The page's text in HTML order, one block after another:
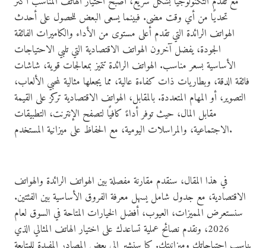
تحديًا من أي وقت مضى. فبينما يسعى البعض للحصول على أحدث
الهواتف الرائدة التي تقدم أعلى مستوى من الأداء والكاميرات الفائقة
الجودة، يفضل آخرون الهواتف الاقتصادية التي تلبي الاحتياجات
الأساسية بسعر مناسب. الهواتف الرائدة تتميز بمعالجات قوية، شاشات
فائقة الدقة، وبطاريات ذات كفاءة عالية، مما يجعلها مثالية لمحبي الألعاب،
التصوير، أو المهام المتعددة. بالمقابل، الهواتف الاقتصادية تركز على القيمة
مقابل المال، حيث توفر أداءً كافيًا لتصفح الإنترنت، التطبيقات
الاجتماعية، والمراسلات اليومية، مع الحفاظ على ميزانية المستخدم.
في هذا المقال، سنقدم مقارنة مفصلة بين الهواتف الرائدة والهواتف
الاقتصادية، مع جدول شامل يسهل معرفة الفروق الأساسية بين الفئتين.
سنستعرض المميزات، العيوب، أفضل الخيارات المتاحة في السوق لعام
2026، ونقدم نصائح عملية تساعدك على اختيار الهاتف المثالي الذي